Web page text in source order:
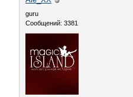
guru
Сообщений: 3381